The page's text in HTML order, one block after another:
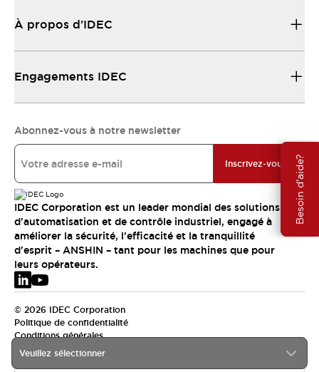
Besoin d'aide?
Veuillez sélectionner
À propos d’IDEC
Engagements IDEC
Abonnez-vous à notre newsletter
Inscrivez-vous
IDEC Corporation est un leader mondial des solutions
d'automatisation et de contrôle industriel, engagé à
améliorer la sécurité, l'efficacité et la tranquillité
d'esprit – ANSHIN – tant pour les machines que pour
leurs opérateurs.
© 2026 IDEC Corporation
Politique de confidentialité
Conditions générales
EMEA